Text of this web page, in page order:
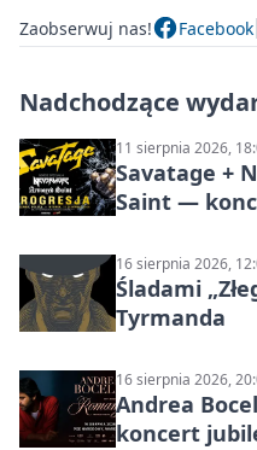
Zaobserwuj nas! Facebook
Nadchodzące
11 sierpnia 2026,
Savatage +
Saint —
16 sierpnia 2026,
Śladami
Tyrmanda
16 sierpnia 2026,
Andrea
koncert